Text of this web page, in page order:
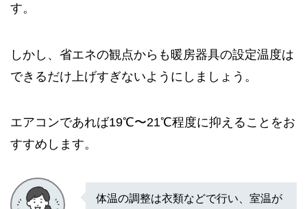
す。
しかし、省エネの観点からも暖房器具の設定温度は
できるだけ上げすぎないようにしましょう。
エアコンであれば19℃〜21℃程度に抑えることをお
すすめします。
体温の調整は衣類などで行い、室温が